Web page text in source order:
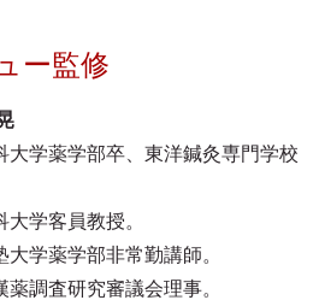
ー監修
大学薬学部卒、東洋鍼灸専門学校
大学客員教授。
大学薬学部非常勤講師。
薬調査研究審議会理事。